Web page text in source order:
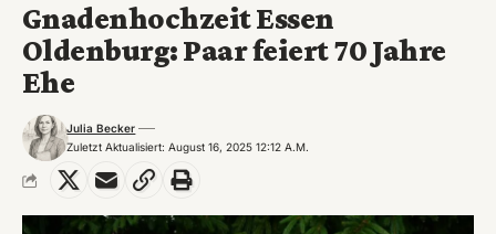
Gnadenhochzeit Essen
Oldenburg: Paar feiert 70 Jahre
Ehe
Zuletzt Aktualisiert: August 16, 2025 12:12 A.m.
Julia Becker